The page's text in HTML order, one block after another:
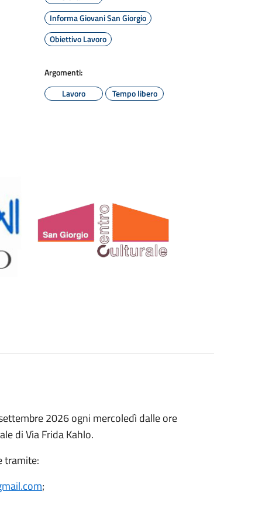
Informa Giovani San Giorgio
Obiettivo Lavoro
Argomenti:
Lavoro
Tempo libero
2026 ogni mercoledì dalle ore
di Via Frida Kahlo.
tramite:
;